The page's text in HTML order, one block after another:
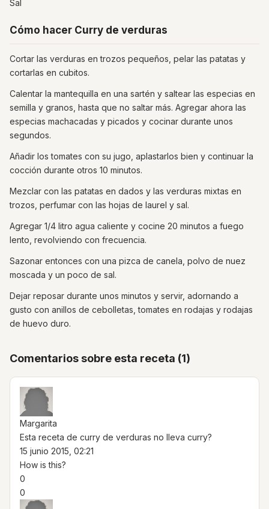
Sal
Cómo hacer Curry de verduras
Cortar las verduras en trozos pequeños, pelar las patatas y
cortarlas en cubitos.
Calentar la mantequilla en una sartén y saltear las especias en
semilla y granos, hasta que no saltar más. Agregar ahora las
especias machacadas y picados y cocinar durante unos
segundos.
Añadir los tomates con su jugo, aplastarlos bien y continuar la
cocción durante otros 10 minutos.
Mezclar con las patatas en dados y las verduras mixtas en
trozos, perfumar con las hojas de laurel y sal.
Agregar 1/4 litro agua caliente y cocine 20 minutos a fuego
lento, revolviendo con frecuencia.
Sazonar entonces con una pizca de canela, polvo de nuez
moscada y un poco de sal.
Dejar reposar durante unos minutos y servir, adornando a
gusto con anillos de cebolletas, tomates en rodajas y rodajas
de huevo duro.
Comentarios sobre esta receta (1)
Margarita
Esta receta de curry de verduras no lleva curry?
15 junio 2015, 02:21
How is this?
0
0